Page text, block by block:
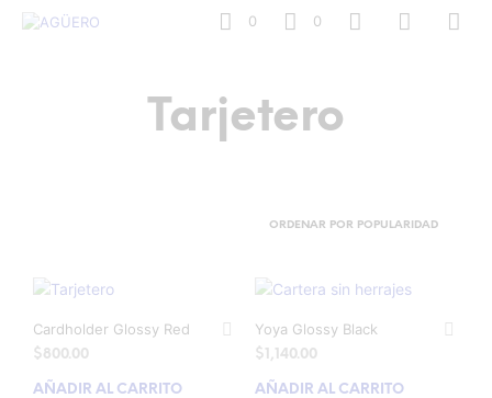
0 0
Tarjetero
Cardholder Glossy Red
$800.00
AÑADIR AL CARRITO
Yoya Glossy Black
$ 1,140.00
AÑADIR AL CARRITO